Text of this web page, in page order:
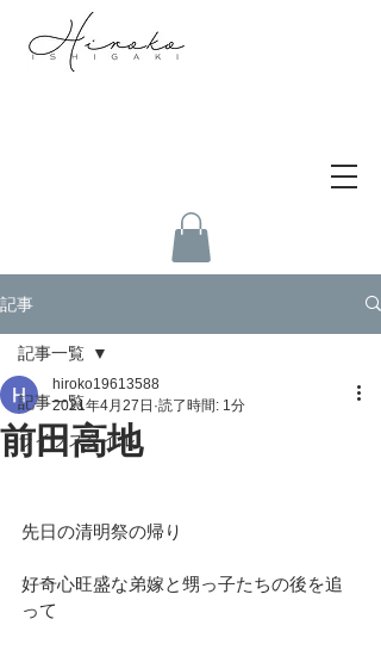
記事
記事一覧
ライフスタイル
記事一覧
前田高地
hiroko19613588
2021年4月27日 読了時間: 1分
先日の清明祭の帰り
好奇心旺盛な弟嫁と甥っ子たちの後を追
って